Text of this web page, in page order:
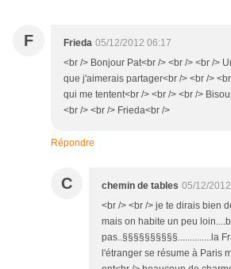
F Frieda 05/12/2012 06:17
<br /> Bonjour Pat<br /> <br /> <br />
que j'aimerais partager<br /> <br />
qui me tentent<br /> <br /> <br />
<br /> <br /> Frieda<br />
Répondre
C chemin de tables 05/12/
<br /> <br /> je te dirais bien
mais on habite un peu
pas..§§§§§§§§§§..............la
l'étranger se résume à Paris